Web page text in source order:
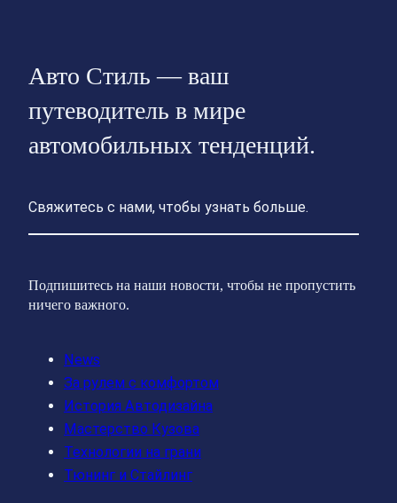
Авто Стиль — ваш
путеводитель в мире
автомобильных тенденций.
Свяжитесь с нами, чтобы узнать больше.
Подпишитесь на наши новости, чтобы не пропустить
ничего важного.
News
За рулем с комфортом
История Автодизайна
Мастерство Кузова
Технологии на грани
Тюнинг и Стайлинг